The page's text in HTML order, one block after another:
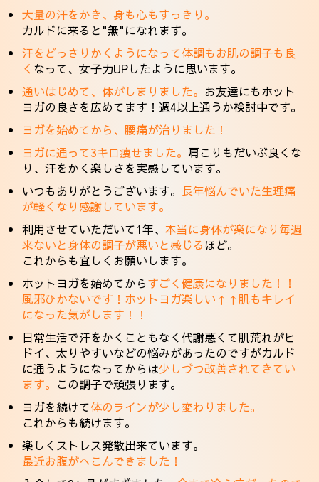
大量の汗をかき、身も心もすっきり。
カルドに来ると"無"になれます。
汗をどっさりかくようになって体調もお肌の調子も良
く なって、女子力UPしたように思います。
通いはじめて、体がしまりました。 お友達にもホット
ヨガの良さを広めてます！週4以上通うか検討中です。
ヨガを始めてから、腰痛が治りました！
ヨガに通って3キロ痩せました。 肩こりもだいぶ良くな
り、汗をかく楽しさを実感しています。
いつもありがとうございます。 長年悩んでいた生理痛
が軽くなり感謝しています。
利用させていただいて1年、本当に身体が楽になり毎週
来ないと身体の調子が悪いと感じる ほど。
これからも宜しくお願いします。
ホットヨガを始めてからすごく健康になりました！！
風邪ひかないです！ホットヨガ楽しい↑↑肌もキレイ
になった気がします！！
日常生活で汗をかくこともなく代謝悪くて肌荒れがヒ
ドイ、太りやすいなどの悩みがあったのですがカルド
に通うようになってからは少しづつ改善されてきてい
ます。 この調子で頑張ります。
ヨガを続けて体のラインが少し変わりました。
これからも続けます。
楽しくストレス発散出来ています。
最近お腹がへこんできました！